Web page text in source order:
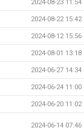
2024-08-23 11:54
2024-08-22 15:42
2024-08-12 15:56
2024-08-01 13:18
2024-06-27 14:34
2024-06-24 11:00
2024-06-20 11:02
2024-06-14 07:46